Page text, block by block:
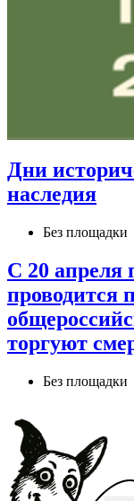
Дни
наследия
Без площадки
С 20 апреля
проводится
торгуют
Без площадки